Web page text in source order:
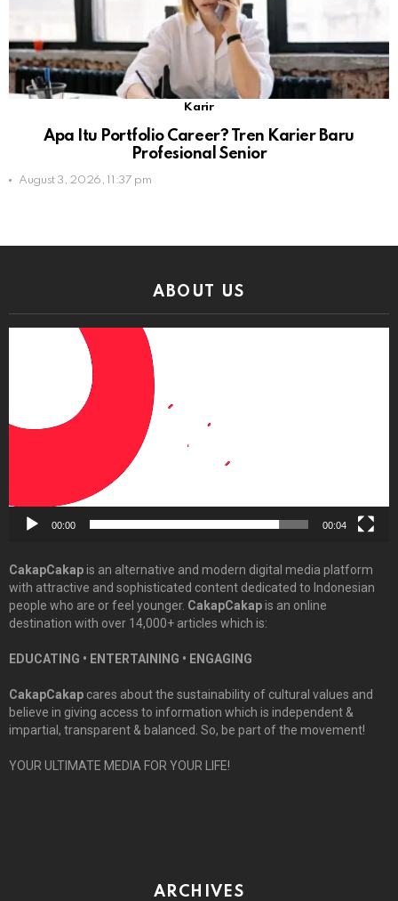
Karir
Apa Itu Portfolio Career? Tren Karier Baru
Profesional Senior
August 3, 2026, 11:37 pm
ABOUT US
00:00 00:04
CakapCakapis an alternative and modern digital media platform
with attractive and sophisticated content dedicated to Indonesian
people who are or feel younger. CakapCakapis an online
destination with over 14,000+ articles which is:
EDUCATING • ENTERTAINING • ENGAGING
CakapCakap cares about the sustainability of cultural values and
believe in giving access to information which is independent &
impartial, transparent & balanced. So, be part of the movement!
YOUR ULTIMATE MEDIA FOR YOUR LIFE!
ARCHIVES